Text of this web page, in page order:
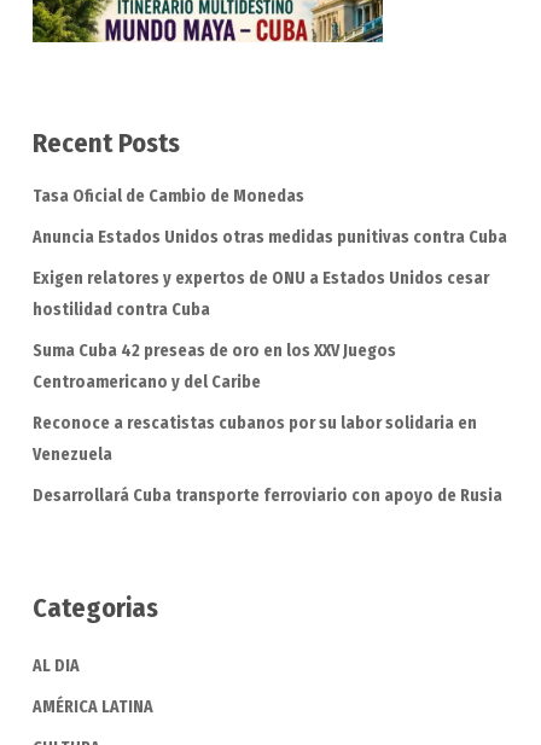
Recent Posts
Tasa Oficial de Cambio de Monedas
Anuncia Estados Unidos otras medidas punitivas contra Cuba
Exigen relatores y expertos de ONU a Estados Unidos cesar
hostilidad contra Cuba
Suma Cuba 42 preseas de oro en los XXV Juegos
Centroamericano y del Caribe
Reconoce a rescatistas cubanos por su labor solidaria en
Venezuela
Desarrollará Cuba transporte ferroviario con apoyo de Rusia
Categorias
AL DIA
AMÉRICA LATINA